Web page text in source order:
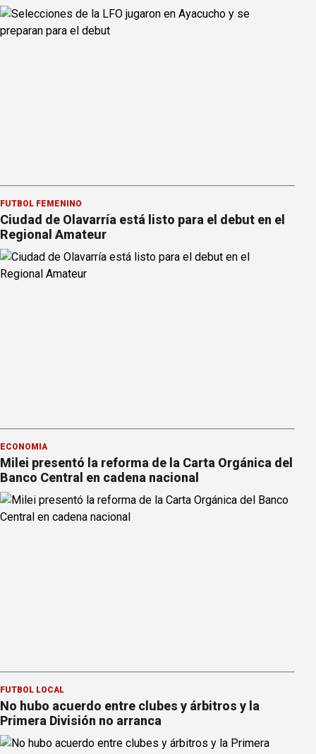
FÚTBOL FEMENINO
Ciudad de Olavarría está listo para el debut en el
Regional Amateur
ECONOMÍA
Milei presentó la reforma de la Carta Orgánica del
Banco Central en cadena nacional
FÚTBOL LOCAL
No hubo acuerdo entre clubes y árbitros y la
Primera División no arranca